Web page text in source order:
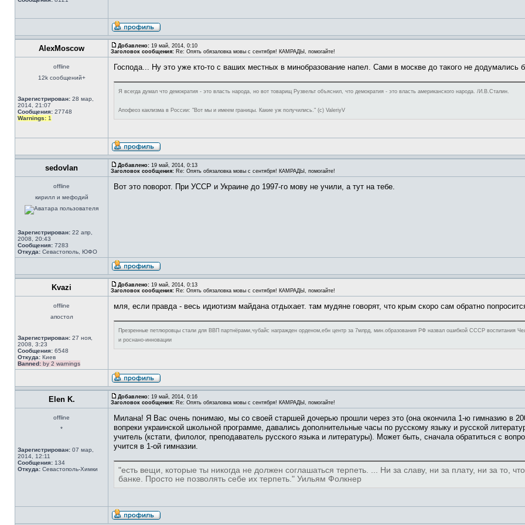
AlexMoscow Добавлено: 19 май, 2014, 0:10
Заголовок сообщения: Re: Опять обязаловка мовы с сентября! КАМРАДЫ, помогайте!
offline
12k сообщений+
Зарегистрирован: 28 мар,
2014, 21:07
Сообщения: 27748
Warnings: 1
Господа... Ну это уже кто-то с ваших местных в минобразование напел. Сами в москве до такого не додумались
Я всегда думал что демократия - это власть народа, но вот товарищ Рузвельт объяснил, что демократия - это власть американского народа. /И.В.Сталин.
Апофеоз каклизма в России: "Вот мы и имеем границы. Какие уж получились." (с) ValeriyV
sedovlan Добавлено: 19 май, 2014, 0:13
Заголовок сообщения: Re: Опять обязаловка мовы с сентября! КАМРАДЫ, помогайте!
offline
кирилл и мефодий
Зарегистрирован: 22 апр,
2008, 20:43
Сообщения: 7283
Откуда: Севастополь, ЮФО
Вот это поворот. При УССР и Украине до 1997-го мову не учили, а тут на тебе.
Kvazi Добавлено: 19 май, 2014, 0:13
Заголовок сообщения: Re: Опять обязаловка мовы с сентября! КАМРАДЫ, помогайте!
offline
апостол
Зарегистрирован: 27 ноя,
2008, 3:23
Сообщения: 6548
Откуда: Киев
Banned: by 2 warnings
мля, если правда - весь идиотизм майдана отдыхает. там мудяне говорят, что крым скоро сам обратно
Презренные петлюровцы стали для ВВП партнёрами,чубайс награжден орденом,ебн центр за 7млрд, мин.образования РФ назвал ошибкой СССР воспитания
и роснано-инновации
Elen K. Добавлено: 19 май, 2014, 0:16
Заголовок сообщения: Re: Опять обязаловка мовы с сентября! КАМРАДЫ, помогайте!
offline
*
Зарегистрирован: 07 мар,
2014, 12:11
Сообщения: 134
Откуда: Севастополь-Химки
Милана! Я Вас очень понимаю, мы со своей старшей дочерью прошли через это (она окончила 1-ю гимназию в
вопреки украинской школьной программе, давались дополнительные часы по русскому языку и русской
учитель (кстати, филолог, преподаватель русского языка и литературы). Может быть, сначала обратиться с
учится в 1-ой гимназии.
"есть вещи, которые ты никогда не должен соглашаться терпеть. ... Ни за славу, ни за плату, ни за то,
банке. Просто не позволять себе их терпеть." Уильям Фолкнер